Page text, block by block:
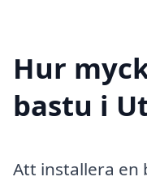
Hur
bastu i
Att installera en